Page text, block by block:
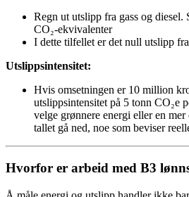
Regn ut utslipp fra gass og diesel.
CO₂-ekvivalenter
I dette tilfellet er det null utslipp
Utslippsintensitet:
Hvis omsetningen er 10 million
utslippsintensitet på 5 tonn CO₂e
velge grønnere energi eller en
tallet gå ned, noe som beviser
Hvorfor er arbeid med B3